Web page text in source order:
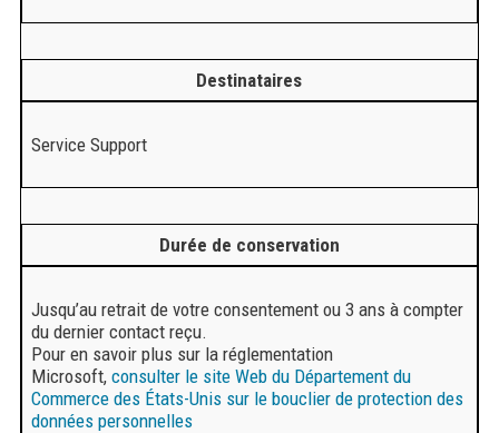
Destinataires
Service Support
Durée de conservation
Jusqu’au retrait de votre consentement ou 3 ans à compter
du dernier contact reçu.
Pour en savoir plus sur la réglementation
Microsoft, consulter le site Web du Département du
Commerce des États-Unis sur le bouclier de protection des
données personnelles